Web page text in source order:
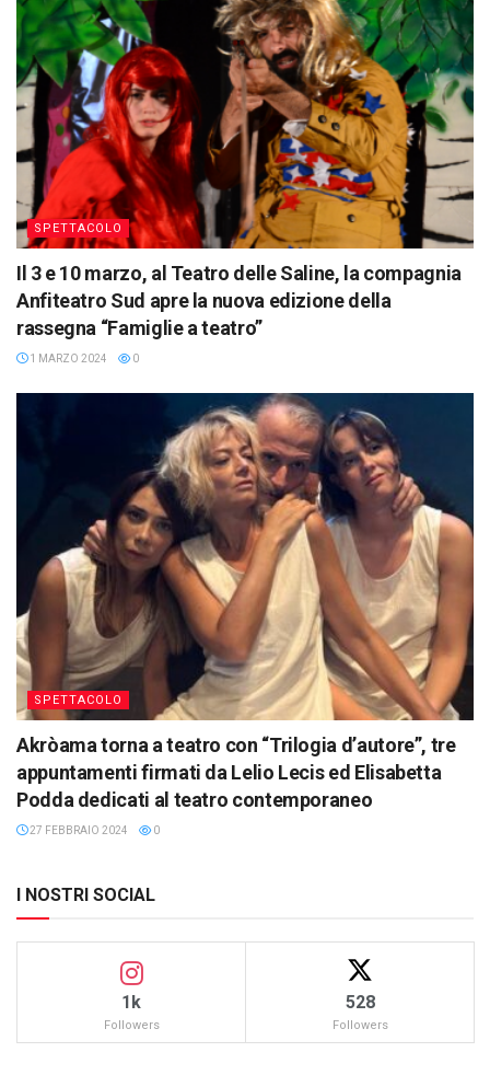
SPETTACOLO
Il 3 e 10 marzo, al Teatro delle Saline, la compagnia
Anfiteatro Sud apre la nuova edizione della
rassegna “Famiglie a teatro”
1 MARZO 2024 0
SPETTACOLO
Akròama torna a teatro con “Trilogia d’autore”, tre
appuntamenti firmati da Lelio Lecis ed Elisabetta
Podda dedicati al teatro contemporaneo
27 FEBBRAIO 2024 0
I NOSTRI SOCIAL
1k
Followers
528
Followers